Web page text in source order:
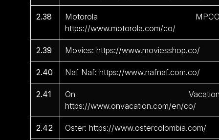
2.38
Motorola
https://www.motorola.com/co/
2.39 Movies: https://www.moviesshop.co/
2.40 Naf Naf: https://www.nafnaf.com.co/
2.41
On
https://www.onvacation.com/en/co/
2.42 Oster: https://www.ostercolombia.com/